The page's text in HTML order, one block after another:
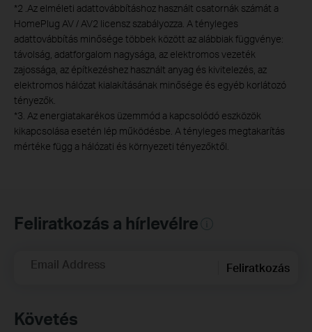
*2 .Az elméleti adattovábbításhoz használt csatornák számát a
HomePlug AV / AV2 licensz szabályozza. A tényleges
adattovábbítás minősége többek között az alábbiak függvénye:
távolság, adatforgalom nagysága, az elektromos vezeték
zajossága, az építkezéshez használt anyag és kivitelezés, az
elektromos hálózat kialakításának minősége és egyéb korlátozó
tényezők.
*3. Az energiatakarékos üzemmód a kapcsolódó eszközök
kikapcsolása esetén lép működésbe. A tényleges megtakarítás
mértéke függ a hálózati és környezeti tényezőktől.
Feliratkozás a hírlevélre
Email Address Feliratkozás
Követés